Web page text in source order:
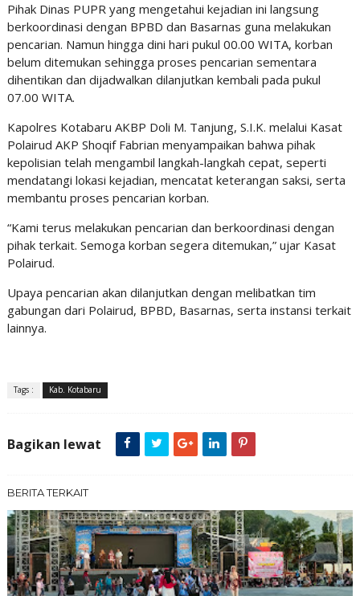
Pihak Dinas PUPR yang mengetahui kejadian ini langsung
berkoordinasi dengan BPBD dan Basarnas guna melakukan
pencarian. Namun hingga dini hari pukul 00.00 WITA, korban
belum ditemukan sehingga proses pencarian sementara
dihentikan dan dijadwalkan dilanjutkan kembali pada pukul
07.00 WITA.
Kapolres Kotabaru AKBP Doli M. Tanjung, S.I.K. melalui Kasat
Polairud AKP Shoqif Fabrian menyampaikan bahwa pihak
kepolisian telah mengambil langkah-langkah cepat, seperti
mendatangi lokasi kejadian, mencatat keterangan saksi, serta
membantu proses pencarian korban.
“Kami terus melakukan pencarian dan berkoordinasi dengan
pihak terkait. Semoga korban segera ditemukan,” ujar Kasat
Polairud.
Upaya pencarian akan dilanjutkan dengan melibatkan tim
gabungan dari Polairud, BPBD, Basarnas, serta instansi terkait
lainnya.
Tags : Kab. Kotabaru
Bagikan lewat
BERITA TERKAIT